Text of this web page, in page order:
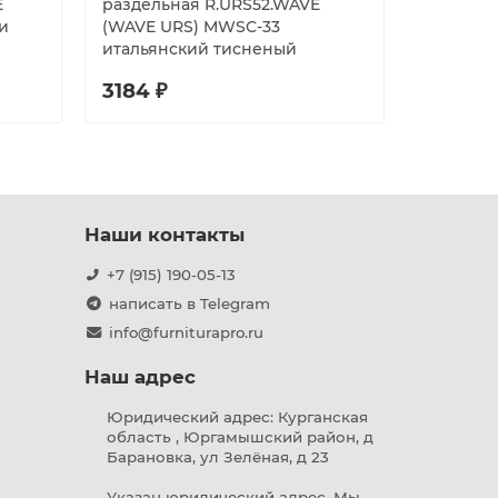
(WAVE URS) MWSC-33
итальянский тисненый
3184 ₽
Наши контакты
+7 (915) 190-05-13
написать в Telegram
info@furniturapro.ru
Наш адрес
Юридический адрес: Курганская
область , Юргамышский район, д
Барановка, ул Зелёная, д 23